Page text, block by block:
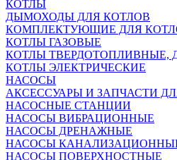
КОТЛЫ
ДЫМОХОДЫ ДЛЯ КОТЛОВ
КОМПЛЕКТУЮЩИЕ ДЛЯ
КОТЛЫ ГАЗОВЫЕ
КОТЛЫ ТВЕРДОТОПЛИВНЫЕ,
КОТЛЫ ЭЛЕКТРИЧЕСКИЕ
НАСОСЫ
АКСЕССУАРЫ И ЗАПЧАСТИ
НАСОСНЫЕ СТАНЦИИ
НАСОСЫ ВИБРАЦИОННЫЕ
НАСОСЫ ДРЕНАЖНЫЕ
НАСОСЫ
НАСОСЫ ПОВЕРХНОСТНЫЕ